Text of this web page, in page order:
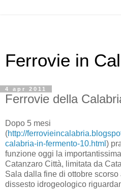
Ferrovie in
4 apr 2011
Ferrovie della
Dopo 5 mesi
(http://
calabria-in-fermento-10.html )
funzione oggi la
Catanzaro Città, limitata da
Sala dalla fine di ottobre
dissesto idrogeologico